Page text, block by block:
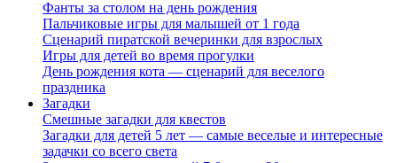
Фанты за столом на день рождения
Пальчиковые игры для малышей от 1 года
Сценарий пиратской вечеринки для взрослых
Игры для детей во время прогулки
День рождения кота — сценарий для веселого
праздника
Загадки
Смешные загадки для квестов
Загадки для детей 5 лет — самые веселые и интересные
задачки со всего света